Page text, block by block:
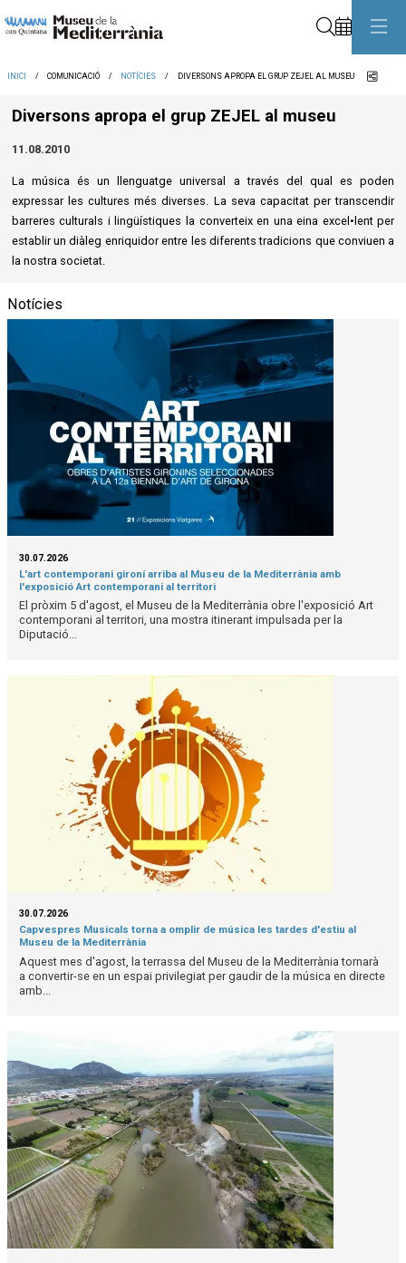
INICI COMUNICACIÓ NOTÍCIES DIVERSONS APROPA EL GRUP ZEJEL AL MUSEU
Diversons apropa el grup ZEJEL al museu
11.08.2010
La música és un llenguatge universal a través del qual es poden
expressar les cultures més diverses. La seva capacitat per transcendir
barreres culturals i lingüístiques la converteix en una eina excel•lent per
establir un diàleg enriquidor entre les diferents tradicions que conviuen a
la nostra societat.
Notícies
30.07.2026
L'art contemporani gironí arriba al Museu de la Mediterrània amb
l'exposició Art contemporani al territori
El pròxim 5 d'agost, el Museu de la Mediterrània obre l'exposició Art
contemporani al territori, una mostra itinerant impulsada per la
Diputació...
30.07.2026
Capvespres Musicals torna a omplir de música les tardes d'estiu al
Museu de la Mediterrània
Aquest mes d'agost, la terrassa del Museu de la Mediterrània tornarà
a convertir-se en un espai privilegiat per gaudir de la música en directe
amb...